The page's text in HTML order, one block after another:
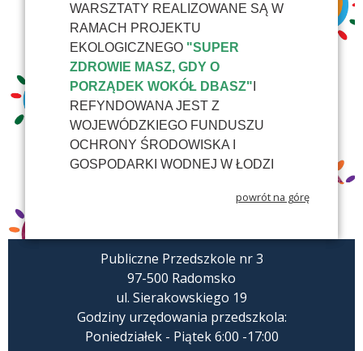
WARSZTATY REALIZOWANE SĄ W
RAMACH PROJEKTU
EKOLOGICZNEGO "SUPER
ZDROWIE MASZ, GDY O
PORZĄDEK WOKÓŁ DBASZ"
REFYNDOWANA JEST Z
WOJEWÓDZKIEGO FUNDUSZU
OCHRONY ŚRODOWISKA I
GOSPODARKI WODNEJ W ŁODZI
powrót na górę
Publiczne Przedszkole nr 3
97-500 Radomsko
ul. Sierakowskiego 19
Godziny urzędowania przedszkola:
Poniedziałek - Piątek 6:00 -17:00